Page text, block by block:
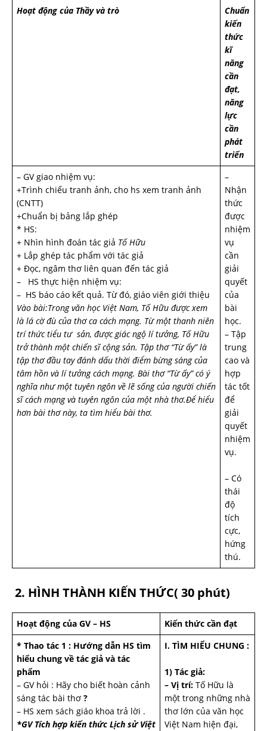
Hoạt động của Thầy và trò
Chuẩn
kiến
thức
kĩ
năng
cần
đạt,
năng
lực
cần
phát
triển
– GV giao nhiệm vụ:
+Trình chiếu tranh ảnh, cho hs xem tranh ảnh
(CNTT)
+Chuẩn bị bảng lắp ghép
* HS:
+ Nhìn hình đoán tác giả Tố Hữu
+ Lắp ghép tác phẩm với tác giả
+ Đọc, ngâm thơ liên quan đến tác giả
– HS thực hiện nhiệm vụ:
– HS báo cáo kết quả. Từ đó, giáo viên giới thiệu
Vào bài:Trong văn học Việt Nam, Tố Hữu được xem
là lá cờ đù của thơ ca cách mạng. Từ một thanh niên
trí thức tiểu tư sản, được giác ngộ lí tưởng, Tố Hữu
trở thành một chiến sĩ cộng sản. Tập thơ “Từ ấy” là
tập thơ đầu tay đánh dấu thời điểm bừng sáng của
tâm hồn và lí tưởng cách mạng. Bài thơ “Từ ấy” có ý
nghĩa như một tuyên ngôn về lẽ sống của người chiến
sĩ cách mạng và tuyên ngôn của một nhà thơ.Để hiểu
hơn bài thơ này, ta tìm hiểu bài thơ.
–
Nhận
thức
được
nhiệm
vụ
cần
giải
quyết
của
bài
học.
– Tập
trung
cao và
hợp
tác tốt
để
giải
quyết
nhiệm
vụ.
– Có
thái
độ
tích
cực,
hứng
thú.
2. HÌNH THÀNH KIẾN THỨC( 30 phút)
Hoạt động của GV – HS
Kiến thức cần đạt
* Thao tác 1 : Hướng dẫn HS tìm
hiểu chung về tác giả và tác
phẩm
– GV hỏi : Hãy cho biết hoàn cảnh
sáng tác bài thơ ?
– HS xem sách giáo khoa trả lời .
*GV Tích hợp kiến thức Lịch sử Việt
I. TÌM HIỂU CHUNG :
1) Tác giả:
– Vị trí: Tố Hữu là
một trong những nhà
thơ lớn của văn học
Việt Nam hiện đại,